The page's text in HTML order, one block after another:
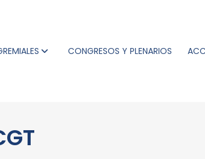
CONGRESOS Y PLENARIOS